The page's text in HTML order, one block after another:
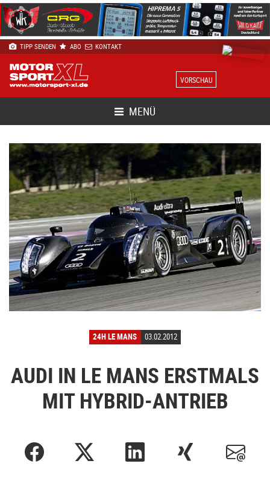
TIPP SENDEN ABO KONTAKT
VORSCHAU
MENÜ
24H LE MANS 03.02.2012
AUDI IN LE MANS ERSTMALS
MIT HYBRID-ANTRIEB